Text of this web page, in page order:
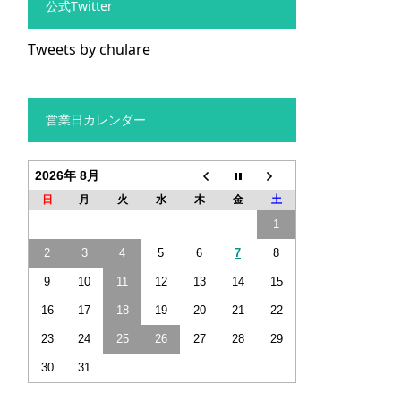
公式Twitter
Tweets by chulare
営業日カレンダー
2026年 8月
日 月 火 水 木 金 土
1
2 3 4 5 6 7 8
9 10 11 12 13 14 15
16 17 18 19 20 21 22
23 24 25 26 27 28 29
30 31